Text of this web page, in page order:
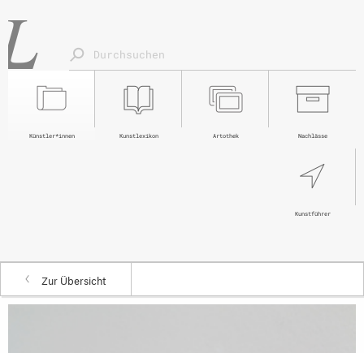
Nachlässe
Artothek
Kunstlexikon
Künstler*innen
Kunstführer
Zur Übersicht